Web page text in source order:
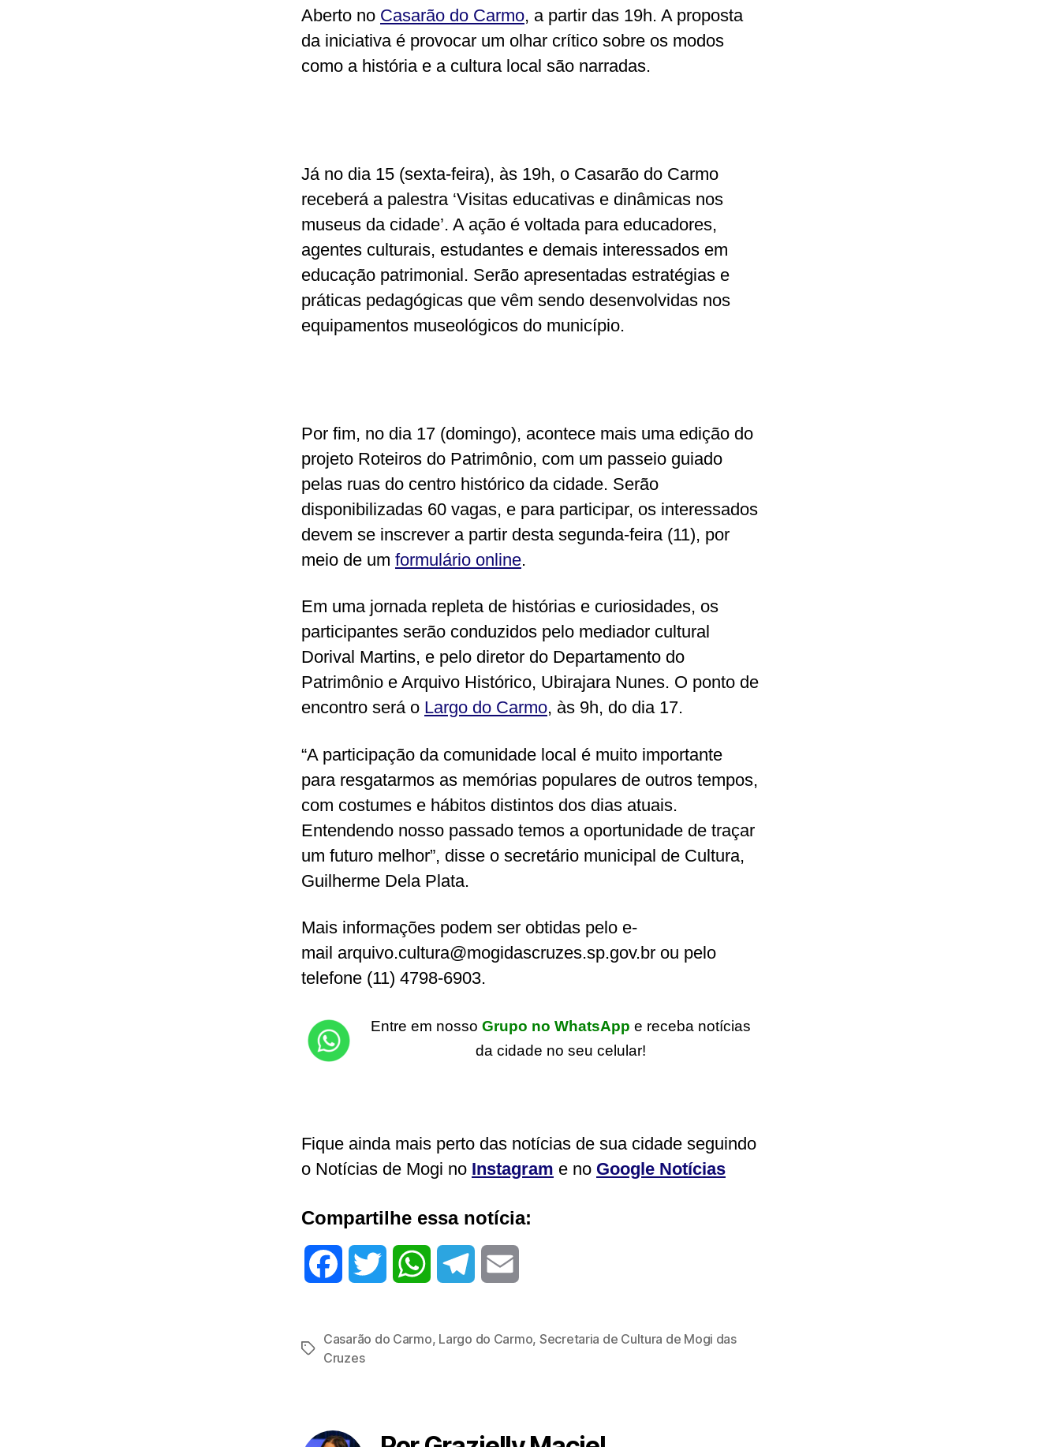
Aberto no Casarão do Carmo, a partir das 19h. A proposta
da iniciativa é provocar um olhar crítico sobre os modos
como a história e a cultura local são narradas.
Já no dia 15 (sexta-feira), às 19h, o Casarão do Carmo
receberá a palestra ‘Visitas educativas e dinâmicas nos
museus da cidade’. A ação é voltada para educadores,
agentes culturais, estudantes e demais interessados em
educação patrimonial. Serão apresentadas estratégias e
práticas pedagógicas que vêm sendo desenvolvidas nos
equipamentos museológicos do município.
Por fim, no dia 17 (domingo), acontece mais uma edição do
projeto Roteiros do Patrimônio, com um passeio guiado
pelas ruas do centro histórico da cidade. Serão
disponibilizadas 60 vagas, e para participar, os interessados
devem se inscrever a partir desta segunda-feira (11), por
meio de um formulário online.
Em uma jornada repleta de histórias e curiosidades, os
participantes serão conduzidos pelo mediador cultural
Dorival Martins, e pelo diretor do Departamento do
Patrimônio e Arquivo Histórico, Ubirajara Nunes. O ponto de
encontro será o Largo do Carmo, às 9h, do dia 17.
“A participação da comunidade local é muito importante
para resgatarmos as memórias populares de outros tempos,
com costumes e hábitos distintos dos dias atuais.
Entendendo nosso passado temos a oportunidade de traçar
um futuro melhor”, disse o secretário municipal de Cultura,
Guilherme Dela Plata.
Mais informações podem ser obtidas pelo e-
mail arquivo.cultura@mogidascruzes.sp.gov.br ou pelo
telefone (11) 4798-6903.
Entre em nosso Grupo no WhatsApp e receba notícias
da cidade no seu celular!
Fique ainda mais perto das notícias de sua cidade seguindo
o Notícias de Mogi no Instagram e no Google Notícias
Compartilhe essa notícia:
c i a l a
Tags
Casarão do Carmo, Largo do Carmo, Secretaria de Cultura de Mogi das
Cruzes